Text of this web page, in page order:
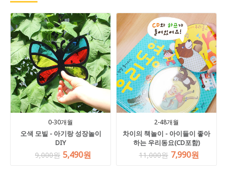
0-30개월
오색 모빌 - 아기랑 성장놀이
DIY
9,000원 5,490원
2-48개월
차이의 책놀이 - 아이들이 좋아
하는 우리동요(CD포함)
11,000원 7,990원